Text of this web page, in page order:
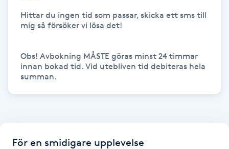
Hälsa
Hälsprickor
Hittar du ingen tid som passar, skicka ett sms till
mig så försöker vi lösa det!
Obs! Avbokning MÅSTE göras minst 24 timmar
innan bokad tid. Vid utebliven tid debiteras hela
summan.
För en smidigare upplevelse